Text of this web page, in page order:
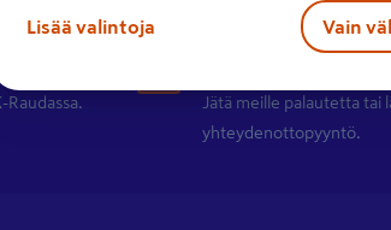
Jätä meille palautetta tai
yhteydenottopyyntö.
Lisää valintoja Vain